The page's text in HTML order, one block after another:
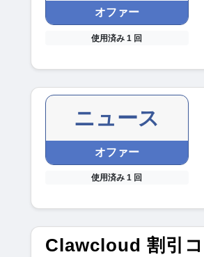
オファー
使用済み 1 回
ニュース
オファー
使用済み 1 回
Clawcloud 割引